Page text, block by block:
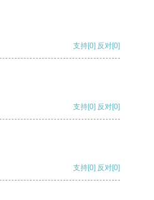
支持[0] 反对[0]
支持[0] 反对[0]
支持[0] 反对[0]